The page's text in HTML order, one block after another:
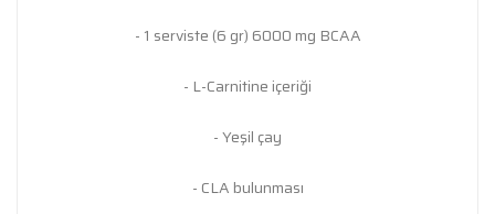
- 1 serviste (6 gr) 6000 mg BCAA
- L-Carnitine içeriği
- Yeşil çay
- CLA bulunması